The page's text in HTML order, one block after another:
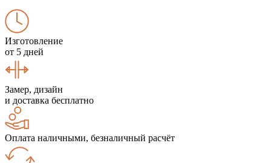
Изготовление
от 5 дней
Замер, дизайн
и доставка бесплатно
Оплата наличными, безналичный расчёт